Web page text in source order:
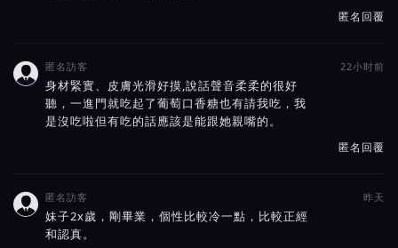
匿名回覆
 匿名訪客 22小时前
身材緊實、皮膚光滑好摸,說話聲音柔柔的很好
聽，一進門就吃起了葡萄口香糖也有請我吃，我
是沒吃啦但有吃的話應該是能跟她親嘴的。
匿名回覆
 匿名訪客 昨天
妹子2x歲，剛畢業，個性比較冷一點，比較正經
和認真。